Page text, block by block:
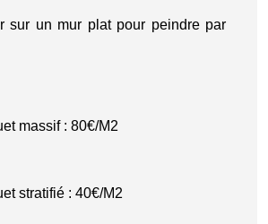
sur un mur plat pour peindre par
massif : 80€/M2
stratifié : 40€/M2